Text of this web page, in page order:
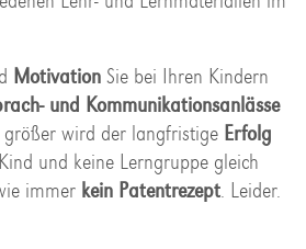
MotivationSie bei Ihren Kindern
und Kommunikationsanlässe
größer wird der langfristige Erfolg
und keine Lerngruppe gleich
immer kein Patentrezept. Leider.